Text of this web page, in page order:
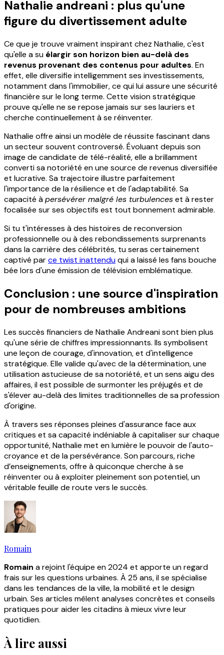
Nathalie andreani : plus qu'une
figure du divertissement adulte
Ce que je trouve vraiment inspirant chez Nathalie, c'est
qu'elle a su élargir son horizon bien au-delà des
revenus provenant des contenus pour adultes. En
effet, elle diversifie intelligemment ses investissements,
notamment dans l'immobilier, ce qui lui assure une sécurité
financière sur le long terme. Cette vision stratégique
prouve qu'elle ne se repose jamais sur ses lauriers et
cherche continuellement à se réinventer.
Nathalie offre ainsi un modèle de réussite fascinant dans
un secteur souvent controversé. Évoluant depuis son
image de candidate de télé-réalité, elle a brillamment
converti sa notoriété en une source de revenus diversifiée
et lucrative. Sa trajectoire illustre parfaitement
l'importance de la résilience et de l'adaptabilité. Sa
capacité àpersévérer malgré les turbulenceset à rester
focalisée sur ses objectifs est tout bonnement admirable.
Si tu t'intéresses à des histoires de reconversion
professionnelle ou à des rebondissements surprenants
dans la carrière des célébrités, tu seras certainement
captivé parce twist inattenduqui a laissé les fans bouche
bée lors d'une émission de télévision emblématique.
Conclusion : une source d'inspiration
pour de nombreuses ambitions
Les succès financiers de Nathalie Andreani sont bien plus
qu'une série de chiffres impressionnants. Ils symbolisent
une leçon de courage, d'innovation, et d'intelligence
stratégique. Elle valide qu'avec de la détermination, une
utilisation astucieuse de sa notoriété, et un sens aigu des
affaires, il est possible de surmonter les préjugés et de
s'élever au-delà des limites traditionnelles de sa profession
d'origine.
À travers ses réponses pleines d'assurance face aux
critiques et sa capacité indéniable à capitaliser sur chaque
opportunité, Nathalie met en lumière le pouvoir de l'auto-
croyance et de la persévérance. Son parcours, riche
d’enseignements, offre à quiconque cherche à se
réinventer ou à exploiter pleinement son potentiel, un
véritable feuille de route vers le succès.
Romain
Romain a rejoint l'équipe en 2024 et apporte un regard
frais sur les questions urbaines. À 25 ans, il se spécialise
dans les tendances de la ville, la mobilité et le design
urbain. Ses articles mêlent analyses concrètes et conseils
pratiques pour aider les citadins à mieux vivre leur
quotidien.
À lire aussi